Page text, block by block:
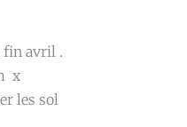
fin avril .
x
les sol